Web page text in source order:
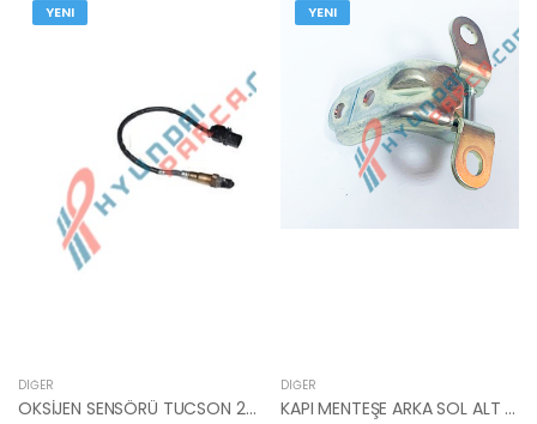
YENI
DIĞER
OKSİJEN SENSÖRÜ TUCSON 2016- / SPORTAGE 2016 - 39350-2F620-HMC
YENI
DIĞER
KAPI MENTEŞE ARKA SOL ALT GETZ 79350-1C000-HMC